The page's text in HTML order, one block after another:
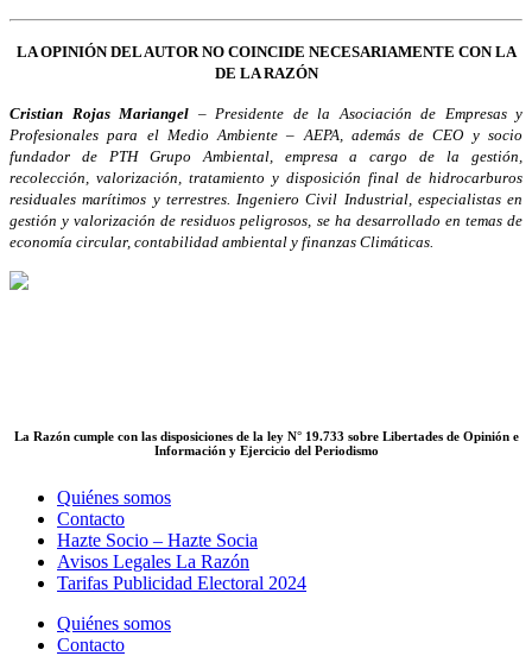
LA OPINIÓN DEL AUTOR NO COINCIDE NECESARIAMENTE CON LA
DE LA RAZÓN
Cristian Rojas Mariangel – Presidente de la Asociación de Empresas y
Profesionales para el Medio Ambiente – AEPA, además de CEO y socio
fundador de PTH Grupo Ambiental, empresa a cargo de la gestión,
recolección, valorización, tratamiento y disposición final de hidrocarburos
residuales marítimos y terrestres. Ingeniero Civil Industrial, especialistas en
gestión y valorización de residuos peligrosos, se ha desarrollado en temas de
economía circular, contabilidad ambiental y finanzas Climáticas.
La Razón cumple con las disposiciones de la ley N° 19.733 sobre Libertades de Opinión e
Información y Ejercicio del Periodismo
Quiénes somos
Contacto
Hazte Socio – Hazte Socia
Avisos Legales La Razón
Tarifas Publicidad Electoral 2024
Quiénes somos
Contacto